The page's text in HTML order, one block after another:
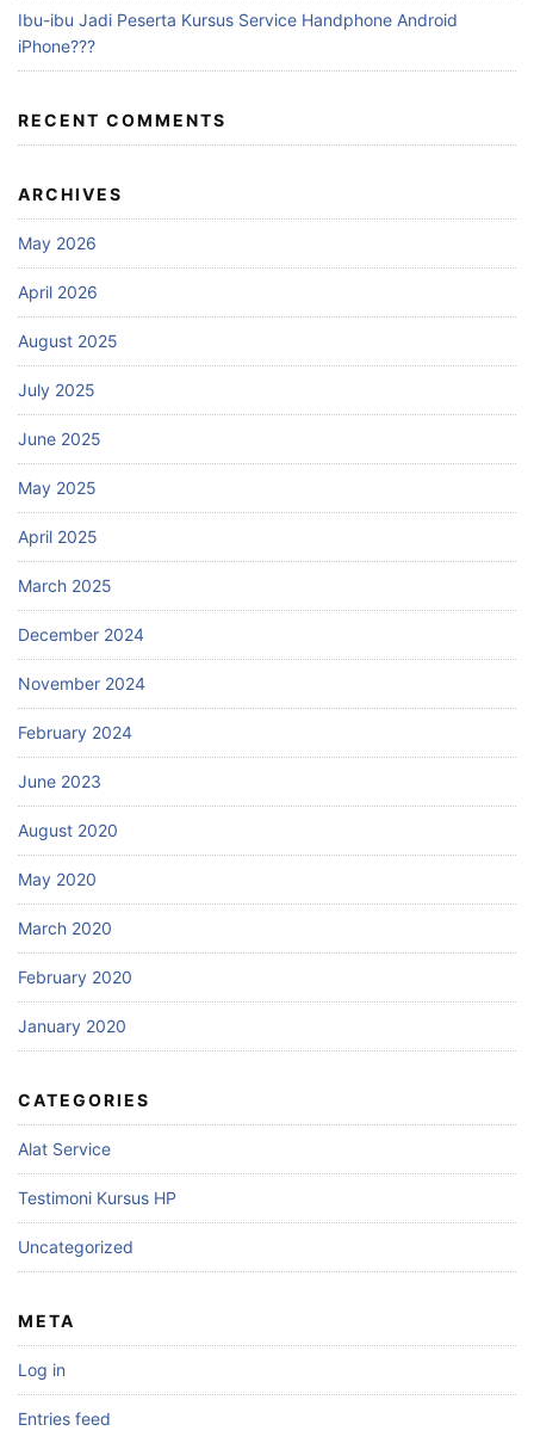
Ibu-ibu Jadi Peserta Kursus Service Handphone Android
iPhone???
RECENT COMMENTS
ARCHIVES
May 2026
April 2026
August 2025
July 2025
June 2025
May 2025
April 2025
March 2025
December 2024
November 2024
February 2024
June 2023
August 2020
May 2020
March 2020
February 2020
January 2020
CATEGORIES
Alat Service
Testimoni Kursus HP
Uncategorized
META
Log in
Entries feed